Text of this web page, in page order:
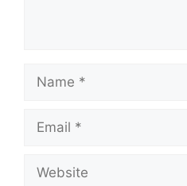
Name
Email
Website